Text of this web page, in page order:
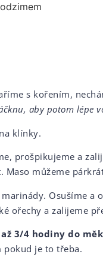
s kořením,
aby potom lépe
klínky.
prošpikujeme a
Maso můžeme
Osušíme a
ořechy a zalijeme
3/4 hodiny do
pokud je to třeba.